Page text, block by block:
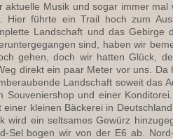
aktuelle Musik und sogar immer
. Hier führte ein Trail hoch zum
Landschaft und das Gebirge
sind, haben wir
gehen, doch wir hatten Glück,
direkt ein paar Meter vor uns. Da
Landschaft soweit das
Souveniershop und einer
kleinen Bäckerei in
wird ein seltsames Gewürz
Sel bogen wir von der E6 ab.